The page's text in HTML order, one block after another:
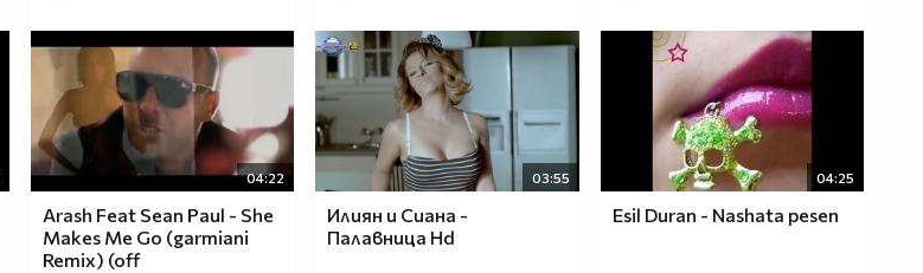
04:22
Arash Feat Sean Paul - She
Makes Me Go (garmiani
Remix) (off
03:55
Илиян и Сиана -
Палавница Hd
04:25
Esil Duran - Nashata pesen